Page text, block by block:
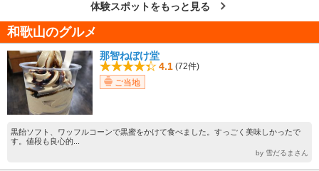
体験スポットをもっと見る
和歌山のグルメ
那智ねぼけ堂
4.1 (72件)
ご当地
黒飴ソフト、ワッフルコーンで黒蜜をかけて食べました。すっごく美味しかったで
す。値段も良心的...
by 雪だるまさん